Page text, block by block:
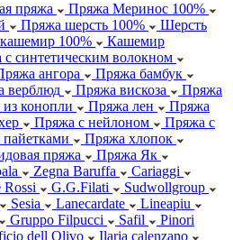
пряжа
Пряжа Меринос 100%
Пряжа шерсть 100%
Шерсть
100%
Кашемир
синтетическим волокном
ангора
Пряжа бамбук
верблюд Пряжа вискоза
Пряжа
конопли Пряжа лен
Пряжа
Пряжа с нейлоном
Пряжа с
Пряжа хлопок
пряжа
Пряжа Як
Zegna Baruffa
Cariaggi
Rossi G.G.Filati
Sudwollgroup
Sesia Lanecardate
Lineapiu
Gruppo Filpucci Safil
Pinori
dell Olivo
Ilaria calenzano